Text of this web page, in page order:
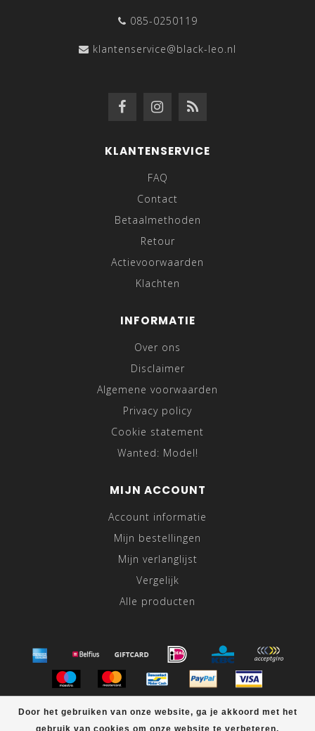
Door het gebruiken van onze website, ga je akkoord met het
gebruik van cookies om onze website te verbeteren.
085-0250119
klantenservice@black-leo.nl
KLANTENSERVICE
FAQ
Contact
Betaalmethoden
Retour
Actievoorwaarden
Klachten
INFORMATIE
Over ons
Disclaimer
Algemene voorwaarden
Privacy policy
Cookie statement
Wanted: Model!
MIJN ACCOUNT
Account informatie
Mijn bestellingen
Mijn verlanglijst
Vergelijk
Alle producten
© Copyright 2026 Black-Leo.nl